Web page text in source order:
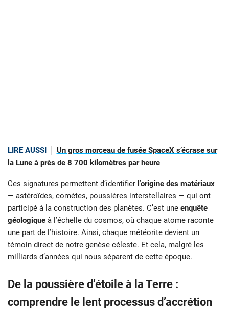
LIRE AUSSI
Un gros morceau de fusée SpaceX s’écrase sur
la Lune à près de 8 700 kilomètres par heure
Ces signatures permettent d’identifier l’origine des matériaux
— astéroïdes, comètes, poussières interstellaires — qui ont
participé à la construction des planètes. C’est une enquête
géologique à l’échelle du cosmos, où chaque atome raconte
une part de l’histoire. Ainsi, chaque météorite devient un
témoin direct de notre genèse céleste. Et cela, malgré les
milliards d’années qui nous séparent de cette époque.
De la poussière d’étoile à la Terre :
comprendre le lent processus d’accrétion